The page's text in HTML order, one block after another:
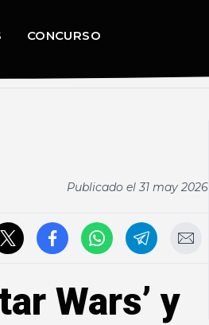
CONCURSO
Publicado el 31 may 2026
Wars’ y